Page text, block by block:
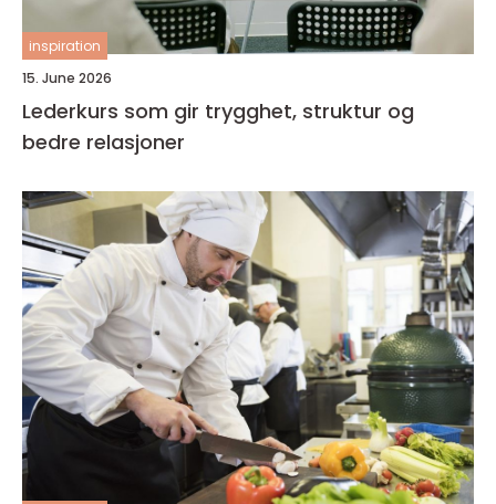
inspiration
15. June 2026
Lederkurs som gir trygghet, struktur og
bedre relasjoner